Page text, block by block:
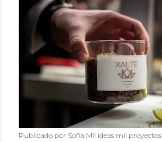
Publicado por Sofía Mil ideas mil proyectos